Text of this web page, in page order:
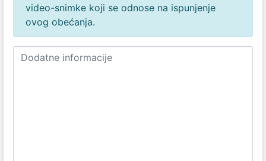
video-snimke koji se odnose na ispunjenje
ovog obećanja.